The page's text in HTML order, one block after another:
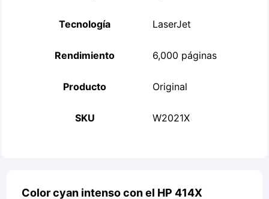
Tecnología LaserJet
Rendimiento 6,000 páginas
Producto Original
SKU W2021X
Color cyan intenso con el HP 414X